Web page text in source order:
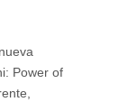
Power of